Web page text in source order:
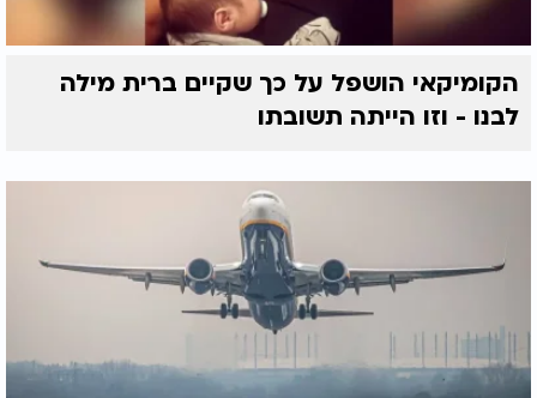
הקומיקאי הושפל על כך שקיים ברית מילה
לבנו - וזו הייתה תשובתו